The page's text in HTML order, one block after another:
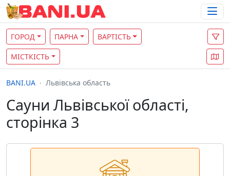
ГОРОД ПАРНА ВАРТІСТЬ
МІСТКІСТЬ
BANI.UA Львівська область
Сауни Львівської області,
сторінка 3